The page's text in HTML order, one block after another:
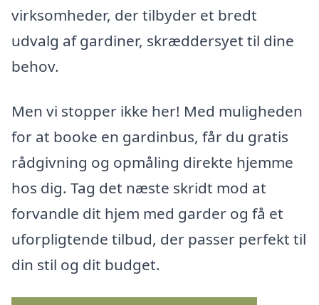
virksomheder, der tilbyder et bredt
udvalg af gardiner, skræddersyet til dine
behov.
Men vi stopper ikke her! Med muligheden
for at booke en gardinbus, får du gratis
rådgivning og opmåling direkte hjemme
hos dig. Tag det næste skridt mod at
forvandle dit hjem med garder og få et
uforpligtende tilbud, der passer perfekt til
din stil og dit budget.